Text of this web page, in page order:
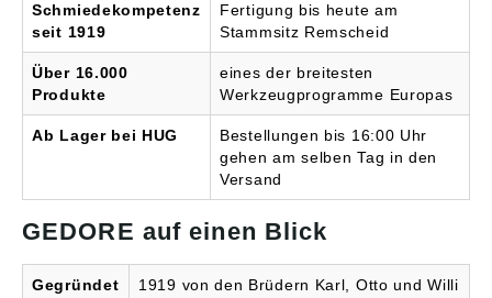
Schmiedekompetenz
seit 1919
Fertigung bis heute am
Stammsitz Remscheid
Über 16.000
Produkte
eines der breitesten
Werkzeugprogramme Europas
Ab Lager bei HUG
Bestellungen bis 16:00 Uhr
gehen am selben Tag in den
Versand
GEDORE auf einen Blick
Gegründet
1919 von den Brüdern Karl, Otto und Willi